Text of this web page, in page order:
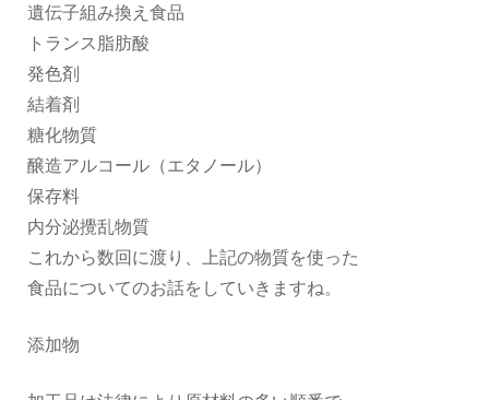
遺伝子組み換え食品
トランス脂肪酸
発色剤
結着剤
糖化物質
醸造アルコール（エタノール）
保存料
内分泌攪乱物質
これから数回に渡り、上記の物質を使った
食品についてのお話をしていきますね。
添加物